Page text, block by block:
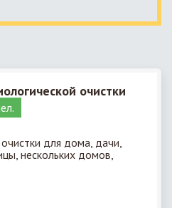
очистки
для дома, дачи,
нескольких домов,